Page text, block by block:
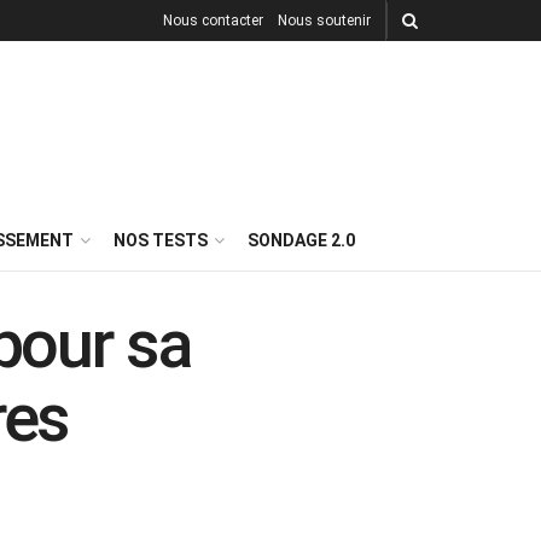
Nous contacter Nous soutenir
NOS TESTS SONDAGE 2.0
sa